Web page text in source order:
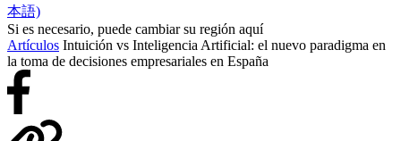
本語)
Si es necesario, puede cambiar su región aquí
Artículos Intuición vs Inteligencia Artificial: el nuevo paradigma en
la toma de decisiones empresariales en España